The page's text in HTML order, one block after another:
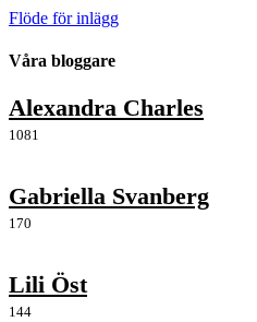
Flöde för inlägg
Våra bloggare
Alexandra Charles
1081
Gabriella Svanberg
170
Lili Öst
144